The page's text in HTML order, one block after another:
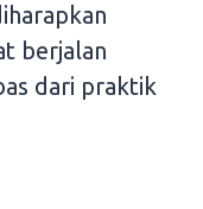
berjalan
dari praktik